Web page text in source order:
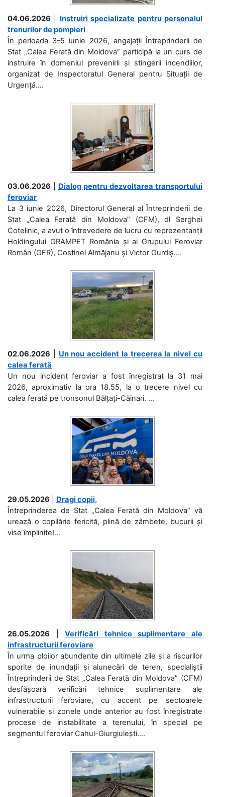
04.06.2026
Instruiri specializate pentru personalul
trenurilor de pompieri
În perioada 3–5 iunie 2026, angajații Întreprinderii de
Stat „Calea Ferată din Moldova” participă la un curs de
instruire în domeniul prevenirii și stingerii incendiilor,
organizat de Inspectoratul General pentru Situații de
Urgență....
03.06.2026
Dialog pentru dezvoltarea transportului
feroviar
La 3 iunie 2026, Directorul General al Întreprinderii de
Stat „Calea Ferată din Moldova” (CFM), dl Serghei
Cotelinic, a avut o întrevedere de lucru cu reprezentanții
Holdingului GRAMPET România și ai Grupului Feroviar
Român (GFR), Costinel Almăjanu și Victor Gurdiș....
02.06.2026
Un nou accident la trecerea la nivel cu
calea ferată
Un nou incident feroviar a fost înregistrat la 31 mai
2026, aproximativ la ora 18.55, la o trecere nivel cu
calea ferată pe tronsonul Bălțați-Căinari. ...
29.05.2026
Dragi copii,
Întreprinderea de Stat „Calea Ferată din Moldova” vă
urează o copilărie fericită, plină de zâmbete, bucurii și
vise împlinite!...
26.05.2026 |Verificări tehnice suplimentare ale
infrastructurii feroviare
În urma ploilor abundente din ultimele zile și a riscurilor
sporite de inundații și alunecări de teren, specialiștii
Întreprinderii de Stat „Calea Ferată din Moldova” (CFM)
desfășoară verificări tehnice suplimentare ale
infrastructurii feroviare, cu accent pe sectoarele
vulnerabile și zonele unde anterior au fost înregistrate
procese de instabilitate a terenului, în special pe
segmentul feroviar Cahul-Giurgiulești....